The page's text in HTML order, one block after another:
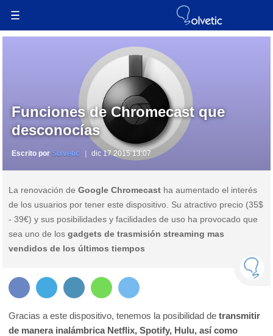
Funciones de Chromecast que
desconocías
Escrito por Solvetic dic 17 2015 13:07
La renovación de Google Chromecast ha aumentado el interés
de los usuarios por tener este dispositivo. Su atractivo precio (35$
- 39€) y sus posibilidades y facilidades de uso ha provocado que
sea uno de los gadgets de trasmisión streaming mas
vendidos de los últimos tiempos
Gracias a este dispositivo, tenemos la posibilidad de transmitir
de manera inalámbrica Netflix, Spotify, Hulu, así como